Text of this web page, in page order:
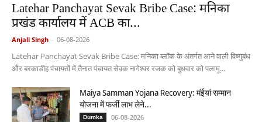
Latehar Panchayat Sevak Bribe Case: मनिका
प्रखंड कार्यालय में ACB का...
Anjali Singh - 06-08-2026
Latehar Panchayat Sevak Bribe Case: मनिका ब्लॉक के अंतर्गत आने वाली विष्णुबंध
और बरकाडीह पंचायतों में तैनात पंचायत सेवक नागेश्वर रजक को बुधवार को पलामू...
Maiya Samman Yojana Recovery: मंईयां सम्मान
योजना में फर्जी लाभ लेने...
Dumka 06-08-2026